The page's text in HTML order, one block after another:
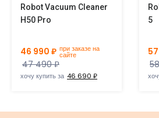
Robot Vacuum Cleaner
H50 Pro
46 990 ₽ при заказе на
сайте
47 490 ₽
хочу купить за 46 690 ₽
5